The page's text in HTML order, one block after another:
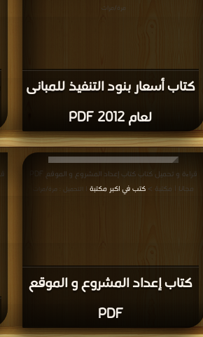
كتاب أسعار بنود التنفيذ للمبانى
لعام 2012 PDF
مرة/مرات
كتاب إعداد المشروع و الموقع
PDF
قراءة و تحميل كتاب كتاب إعداد المشروع و الموقع PDF
مجانا | مكتبة > كتب في اكبر مكتبة | التحميل : مرة/مرات